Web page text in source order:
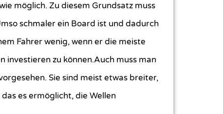
möglich. Zu diesem Grundsatz muss
schmaler ein Board ist und dadurch
Fahrer wenig, wenn er die meiste
investieren zu können.Auch muss man
Sie sind meist etwas breiter,
es ermöglicht, die Wellen